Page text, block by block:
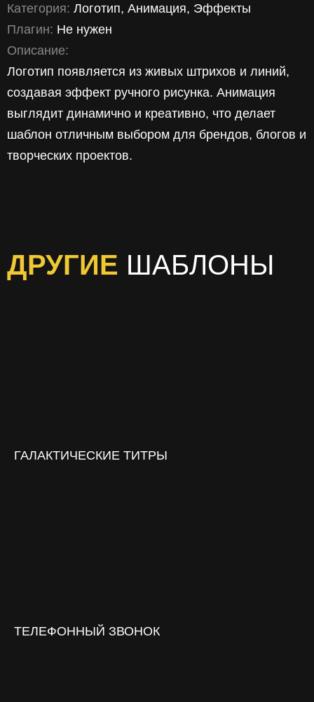
Категория: Логотип, Анимация, Эффекты
Плагин: Не нужен
Описание:
Логотип появляется из живых штрихов и линий,
создавая эффект ручного рисунка. Анимация
выглядит динамично и креативно, что делает
шаблон отличным выбором для брендов, блогов и
творческих проектов.
ДРУГИЕ ШАБЛОНЫ
ГАЛАКТИЧЕСКИЕ ТИТРЫ
ТЕЛЕФОННЫЙ ЗВОНОК